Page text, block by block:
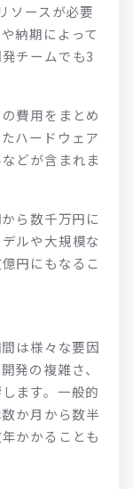
ソースが必要
納期によって
チームでも3
費用をまとめ
ハードウェア
どが含まれま
ら数千万円に
ルや大規模な
円にもなるこ
は様々な要因
発の複雑さ、
ます。一般的
か月から数半
かかることも